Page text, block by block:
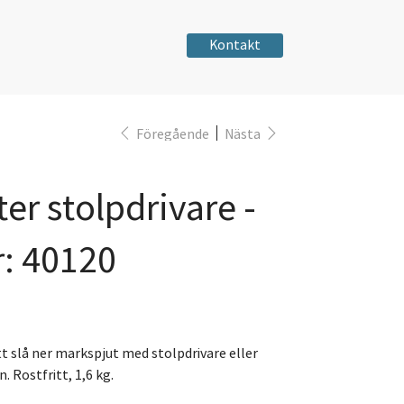
Kontakt
Föregående Nästa
stolpdrivare -
40120
slå ner markspjut med stolpdrivare eller
Rostfritt, 1,6 kg.